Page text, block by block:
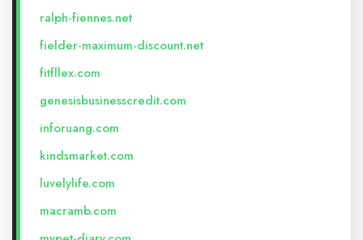
ralph-fiennes.net
fielder-maximum-discount.net
fitfllex.com
genesisbusinesscredit.com
inforuang.com
kindsmarket.com
luvelylife.com
macramb.com